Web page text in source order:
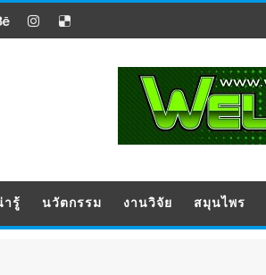
ารู้ นวัตกรรม งานวิจัย สมุนไพร